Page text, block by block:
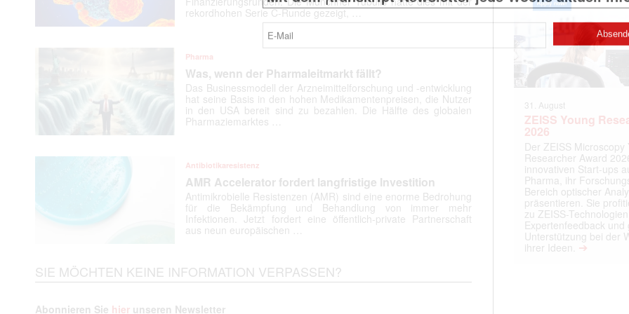
rekordhohen Serie C-Runde gezeigt, …
Pharma
Was, wenn der Pharmaleitmarkt fällt?
Das Businessmodell der Arzneimittelforschung und -entwicklung
hat seine Basis in den hohen Medikamentenpreisen, die Nutzer
in den USA bereit sind zu bezahlen. Die Hälfte des globalen
Pharmaziemarktes …
Antibiotikaresistenz
AMR Accelerator fordert langfristige Investition
Antimikrobielle Resistenzen (AMR) sind eine enorme Bedrohung
für die Bekämpfung und Behandlung von immer mehr
Infektionen. Jetzt fordert eine öffentlich-private Partnerschaft
aus neun europäischen …
SIE MÖCHTEN KEINE INFORMATION VERPASSEN?
Abonnieren Sie hier unseren Newsletter
31. August
ZEISS Young
2026
Der ZEISS Microscopy
Researcher Award
innovativen Start-ups
Pharma, ihr
Bereich optischer
präsentieren. Sie
zu ZEISS-
Expertenfeedback und
Unterstützung bei der
ihrer Ideen. ➔